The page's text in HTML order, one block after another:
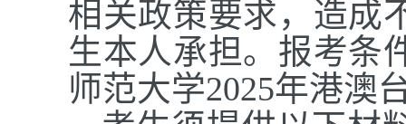
相关政策要求，造成
生本人承担。报考条
师范大学2025年港澳